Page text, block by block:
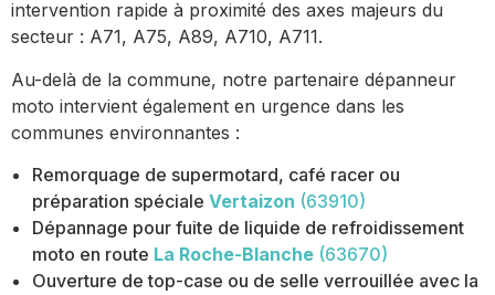
intervention rapide à proximité des axes majeurs du
secteur : A71, A75, A89, A710, A711.
Au-delà de la commune, notre partenaire dépanneur
moto intervient également en urgence dans les
communes environnantes :
Remorquage de supermotard, café racer ou
préparation spéciale Vertaizon (63910)
Dépannage pour fuite de liquide de refroidissement
moto en route La Roche-Blanche (63670)
Ouverture de top-case ou de selle verrouillée avec la